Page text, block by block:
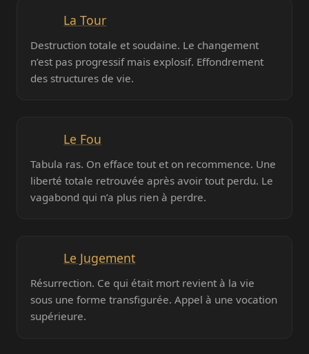
La Tour
Destruction totale et soudaine. Le changement
n’est pas progressif mais explosif. Effondrement
des structures de vie.
Le Fou
Tabula ras. On efface tout et on recommence. Une
liberté totale retrouvée après avoir tout perdu. Le
vagabond qui n’a plus rien à perdre.
Le Jugement
Résurrection. Ce qui était mort revient à la vie
sous une forme transfigurée. Appel à une vocation
supérieure.